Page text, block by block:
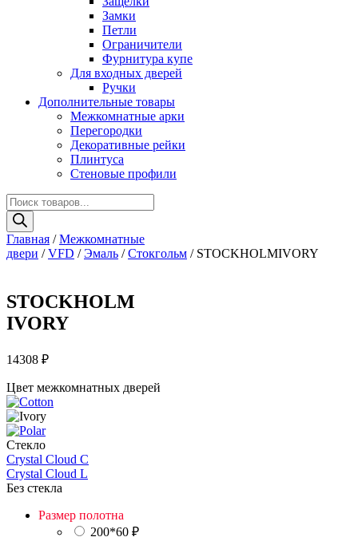
Замки
Петли
Ограничители
Фурнитура купе
Для входных дверей
Ручки
Дополнительные товары
Межкомнатные арки
Перегородки
Декоративные рейки
Плинтуса
Стеновые профили
Поиск
товаров
Главная /Межкомнатные
двери /VFD /Эмаль /Стокгольм / STOCKHOLMIVORY
STOCKHOLM
IVORY
14308 ₽
Цвет межкомнатных дверей
Стекло
Crystal Cloud C
Crystal Cloud L
Без стекла
Размер полотна
200*60 ₽